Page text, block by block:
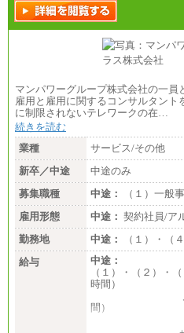
マンパワーグループ株式会社の一員
雇用と雇用に関するコンサルタン
に制限されないテレワークの在…
続きを読む
業種
サービス/その他
新卒／中途
中途のみ
募集職種
中途：
（１）一般
雇用形態
中途： 契約社員/ア
勤務地
中途：
（１）・（
給与
中途：
（１）・（２）・
時間）
月給
間）